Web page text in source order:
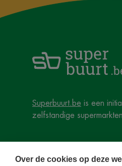
Over de cookies op deze
Superbuurt.be is een
zelfstandige